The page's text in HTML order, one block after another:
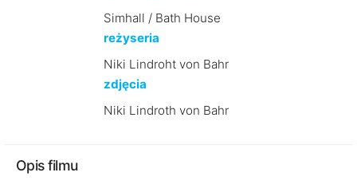
Simhall / Bath House
reżyseria
Niki Lindroht von Bahr
zdjęcia
Niki Lindroth von Bahr
Opis filmu